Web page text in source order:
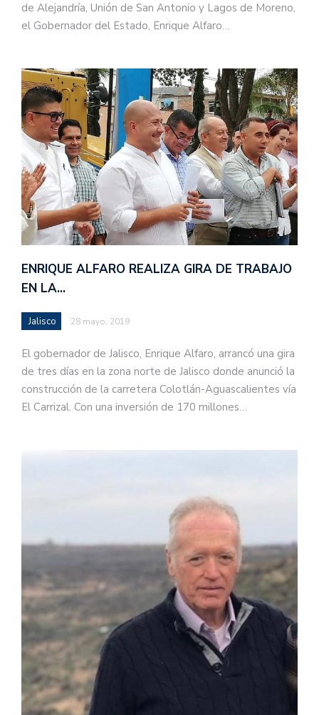
de Alejandría, Unión de San Antonio y Lagos de Moreno,
el Gobernador del Estado, Enrique Alfaro…
ENRIQUE ALFARO REALIZA GIRA DE TRABAJO
EN LA…
Jalisco 28 mayo, 2019
El gobernador de Jalisco, Enrique Alfaro, arrancó una gira
de tres días en la zona norte de Jalisco donde anunció la
construcción de la carretera Colotlán-Aguascalientes vía
El Carrizal. Con una inversión de 170 millones…